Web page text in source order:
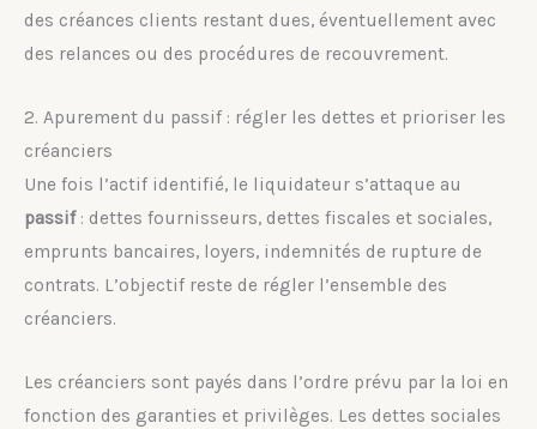
des créances clients restant dues, éventuellement avec
des relances ou des procédures de recouvrement.
2. Apurement du passif : régler les dettes et prioriser les
créanciers
Une fois l’actif identifié, le liquidateur s’attaque au
passif: dettes fournisseurs, dettes fiscales et sociales,
emprunts bancaires, loyers, indemnités de rupture de
contrats. L’objectif reste de régler l’ensemble des
créanciers.
Les créanciers sont payés dans l’ordre prévu par la loi en
fonction des garanties et privilèges. Les dettes sociales